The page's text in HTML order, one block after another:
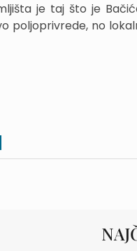
je taj što je
poljoprivrede, no